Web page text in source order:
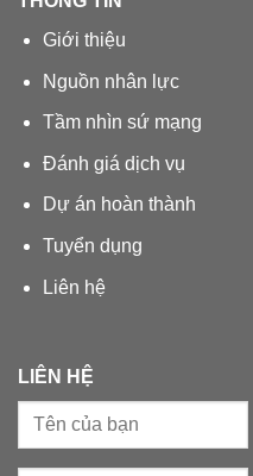
Giới thiệu
Nguồn nhân lực
Tầm nhìn sứ mạng
Đánh giá dịch vụ
Dự án hoàn thành
Tuyển dụng
Liên hệ
LIÊN HỆ